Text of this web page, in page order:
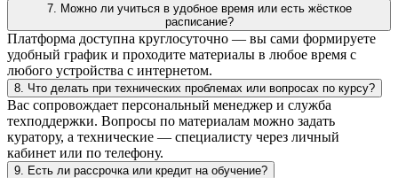
7. Можно ли учиться в удобное время или есть жёсткое
расписание?
Платформа доступна круглосуточно — вы сами формируете
удобный график и проходите материалы в любое время с
любого устройства с интернетом.
8. Что делать при технических проблемах или вопросах по курсу?
Вас сопровождает персональный менеджер и служба
техподдержки. Вопросы по материалам можно задать
куратору, а технические — специалисту через личный
кабинет или по телефону.
9. Есть ли рассрочка или кредит на обучение?